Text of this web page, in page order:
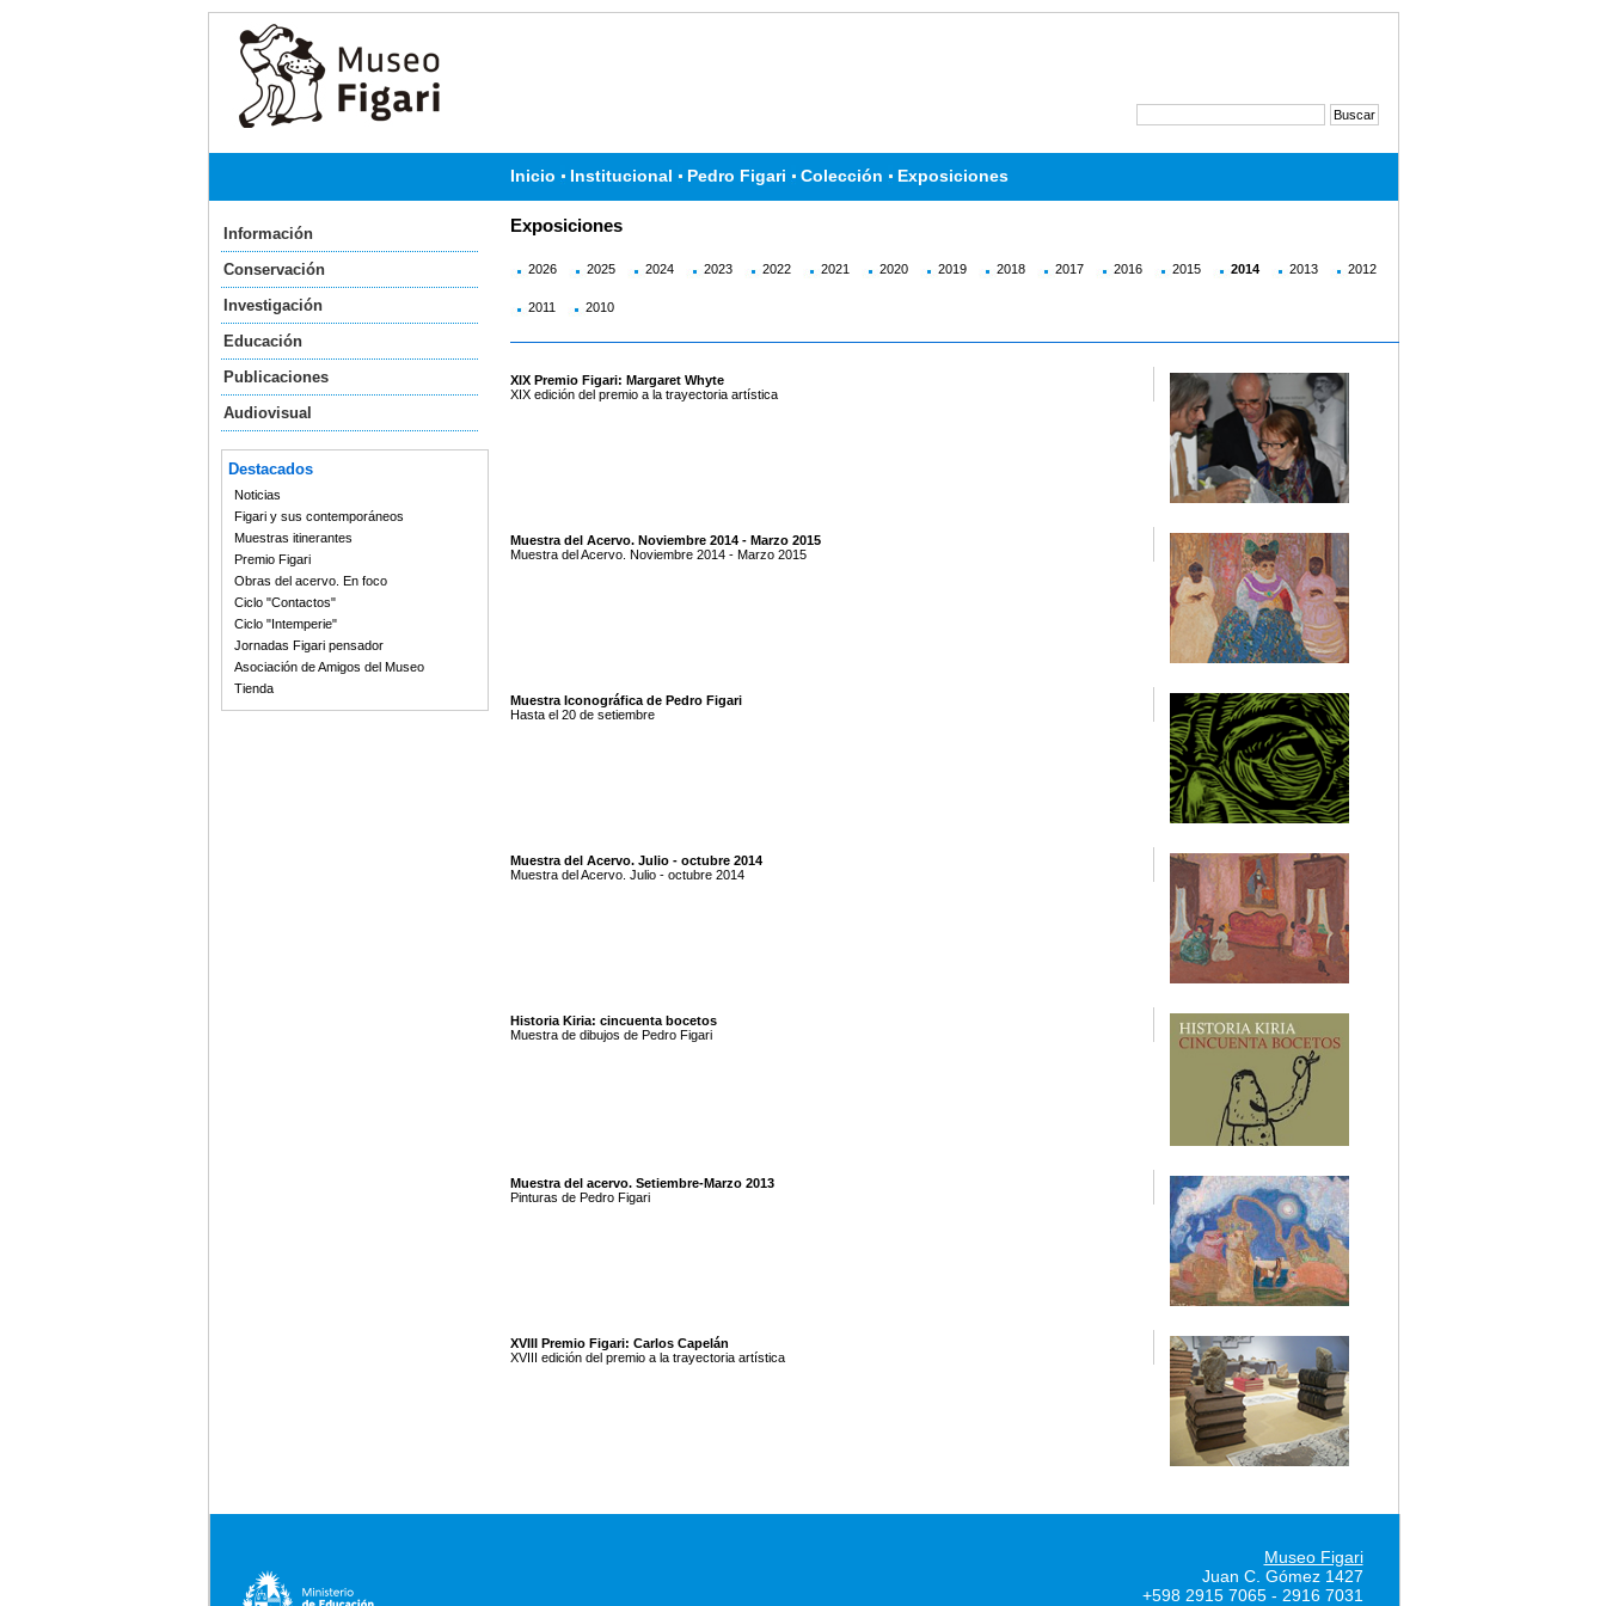
Inicio Institucional Pedro Figari Colección Exposiciones
Información
Conservación
Investigación
Educación
Publicaciones
Audiovisual
Destacados
Noticias
Figari y sus contemporáneos
Muestras itinerantes
Premio Figari
Obras del acervo. En foco
Ciclo "Contactos"
Ciclo "Intemperie"
Jornadas Figari pensador
Asociación de Amigos del Museo
Tienda
Exposiciones
2026 2025 2024 2023 2022 2021 2020 2019 2018 2017 2016 2015 2014 2013 2012
2011 2010
XIX Premio Figari: Margaret Whyte
XIX edición del premio a la trayectoria artística
Muestra del Acervo. Noviembre 2014 - Marzo 2015
Muestra del Acervo. Noviembre 2014 - Marzo 2015
Muestra Iconográfica de Pedro Figari
Hasta el 20 de setiembre
Muestra del Acervo. Julio - octubre 2014
Muestra del Acervo. Julio - octubre 2014
Historia Kiria: cincuenta bocetos
Muestra de dibujos de Pedro Figari
Muestra del acervo. Setiembre-Marzo 2013
Pinturas de Pedro Figari
XVIII Premio Figari: Carlos Capelán
XVIII edición del premio a la trayectoria artística
Museo Figari
Juan C. Gómez 1427
+598 2915 7065 - 2916 7031